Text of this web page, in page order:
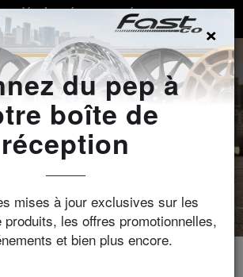
développées et percées sur mesure au
RECHERCHER
×
du pep à
boîte de
réception
mises à jour exclusives sur les
produits, les offres promotionnelles,
et bien plus encore.